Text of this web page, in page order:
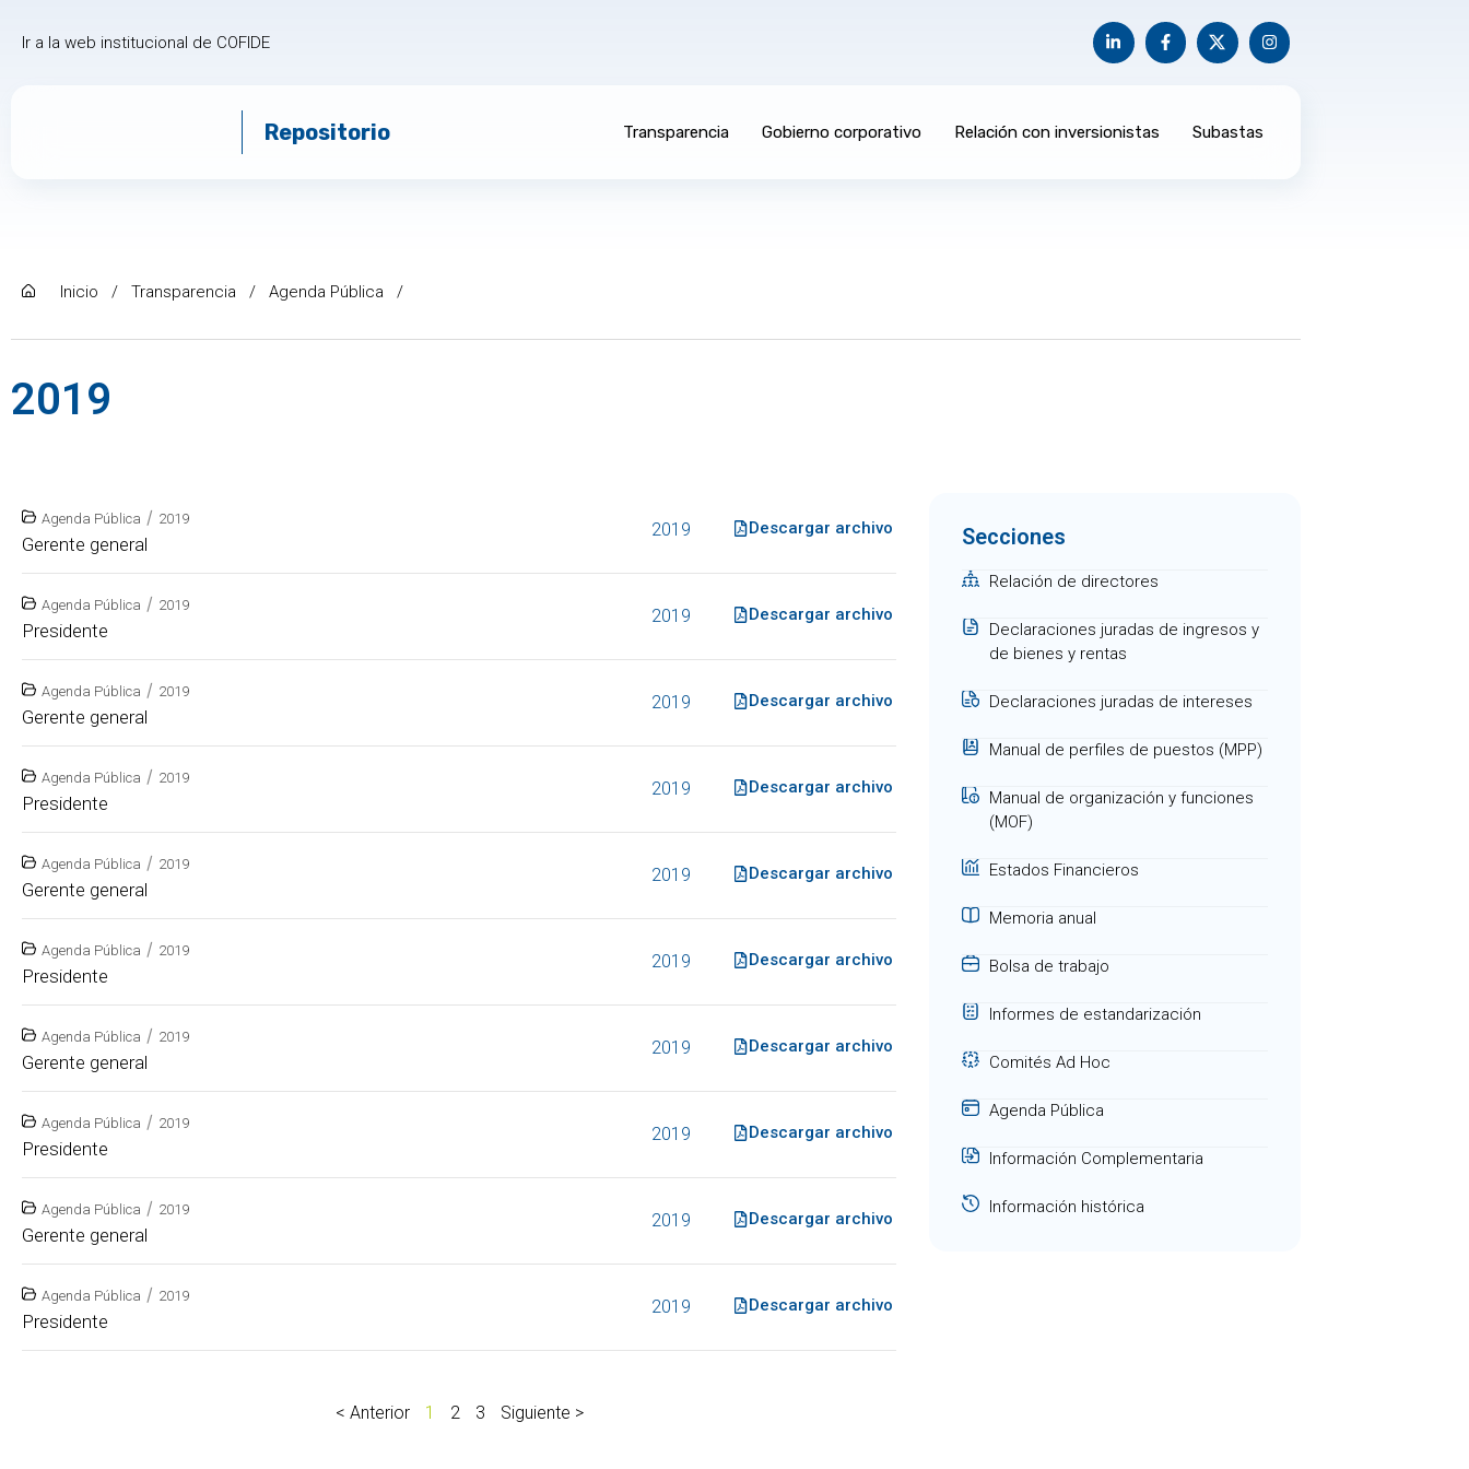
Ir a la web institucional de COFIDE
Repositorio Transparencia Gobierno corporativo Relación con inversionistas Subastas
Inicio /Transparencia /Agenda Pública /
2019
Agenda Pública / 2019
Gerente general
2019 Descargar archivo
Agenda Pública / 2019
Presidente
2019 Descargar archivo
Agenda Pública / 2019
Gerente general
2019 Descargar archivo
Agenda Pública / 2019
Presidente
2019 Descargar archivo
Agenda Pública / 2019
Gerente general
2019 Descargar archivo
Agenda Pública / 2019
Presidente
2019 Descargar archivo
Agenda Pública / 2019
Gerente general
2019 Descargar archivo
Agenda Pública / 2019
Presidente
2019 Descargar archivo
Agenda Pública / 2019
Gerente general
2019 Descargar archivo
Agenda Pública / 2019
Presidente
2019 Descargar archivo
< Anterior 1 2 3 Siguiente >
Secciones
Relación de directores
Declaraciones juradas de ingresos y
de bienes y rentas
Declaraciones juradas de intereses
Manual de perfiles de puestos (MPP)
Manual de organización y funciones
(MOF)
Estados Financieros
Memoria anual
Bolsa de trabajo
Informes de estandarización
Comités Ad Hoc
Agenda Pública
Información Complementaria
Información histórica